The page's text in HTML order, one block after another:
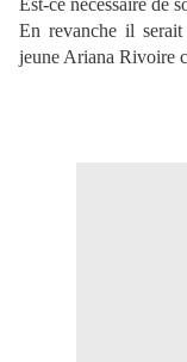
Est-ce nécessaire de
En revanche il
jeune Ariana Rivoire